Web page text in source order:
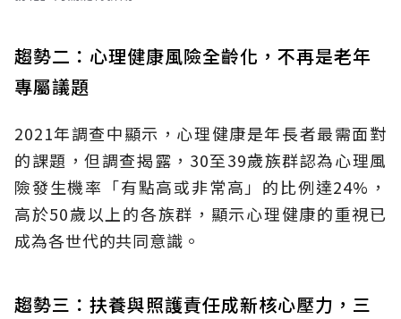
趨勢二：心理健康風險全齡化，不再是老年
專屬議題
2021年調查中顯示，心理健康是年長者最需面對
的課題，但調查揭露，30至39歲族群認為心理風
險發生機率「有點高或非常高」的比例達24%，
高於50歲以上的各族群，顯示心理健康的重視已
成為各世代的共同意識。
趨勢三：扶養與照護責任成新核心壓力，三